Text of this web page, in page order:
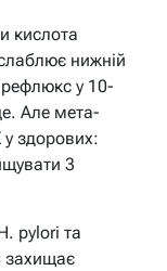
кислота
нижній
у 10-
Але мета-
у здорових:
3
pylori та
захищає